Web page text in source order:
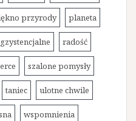
przyrody planeta
radość
szalone pomysły
taniec ulotne chwile
wspomnienia